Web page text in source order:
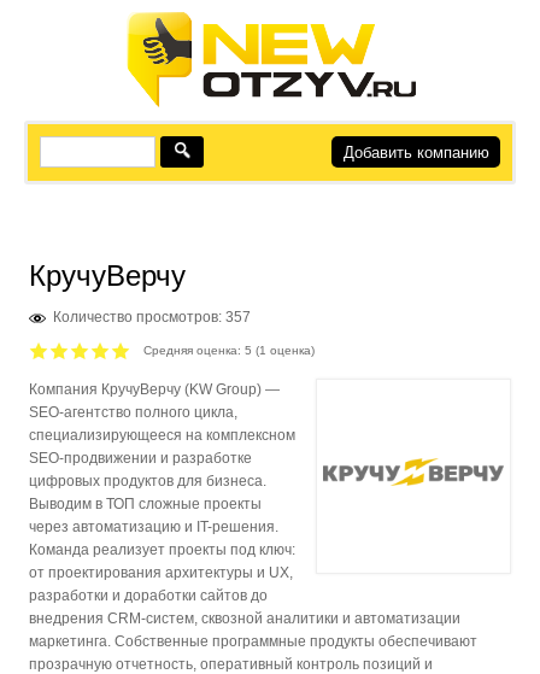
Добавить компанию
КручуВерчу
Количество просмотров: 357
Средняя оценка:5 (1 оценка)
Компания КручуВерчу (KW Group) —
SEO-агентство полного цикла,
специализирующееся на комплексном
SEO‑продвижении и разработке
цифровых продуктов для бизнеса.
Выводим в ТОП сложные проекты
через автоматизацию и IT-решения.
Команда реализует проекты под ключ:
от проектирования архитектуры и UX,
разработки и доработки сайтов до
внедрения CRM‑систем, сквозной аналитики и автоматизации
маркетинга. Собственные программные продукты обеспечивают
прозрачную отчетность, оперативный контроль позиций и